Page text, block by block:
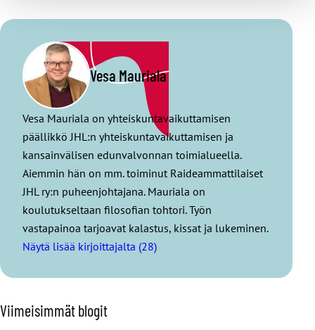
Vesa Mauriala
Vesa Mauriala on yhteiskuntavaikuttamisen
päällikkö JHL:n yhteiskuntavaikuttamisen ja
kansainvälisen edunvalvonnan toimialueella.
Aiemmin hän on mm. toiminut Raideammattilaiset
JHL ry:n puheenjohtajana. Mauriala on
koulutukseltaan filosofian tohtori. Työn
vastapainoa tarjoavat kalastus, kissat ja lukeminen.
Näytä lisää kirjoittajalta (28)
O
h
Viimeisimmät blogit